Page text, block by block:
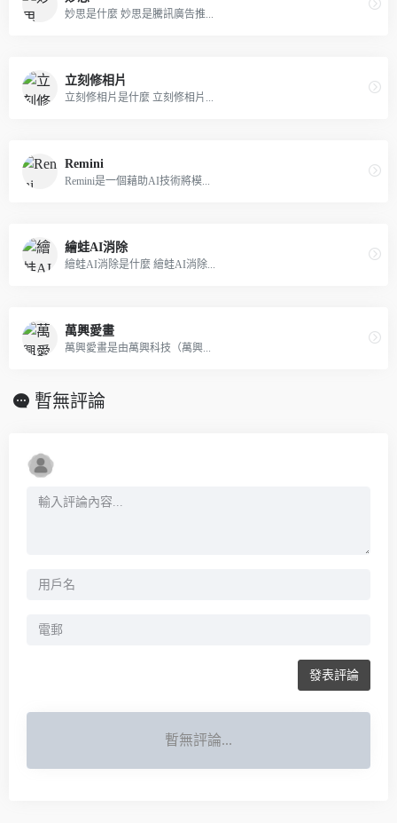
妙思是什麼 妙思是騰訊廣告推...
立刻修相片
立刻修相片是什麼 立刻修相片...
Remini
Remini是一個藉助AI技術將模...
繪蛙AI消除
繪蛙AI消除是什麼 繪蛙AI消除...
萬興愛畫
萬興愛畫是由萬興科技（萬興...
暫無評論
發表評論
暫無評論...